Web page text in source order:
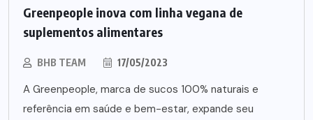
Greenpeople inova com linha vegana de
suplementos alimentares
BHB TEAM 17/05/2023
A Greenpeople, marca de sucos 100% naturais e
referência em saúde e bem-estar, expande seu